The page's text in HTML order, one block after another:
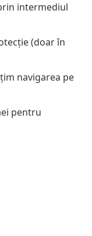
intermediul
(doar în
navigarea pe
pentru